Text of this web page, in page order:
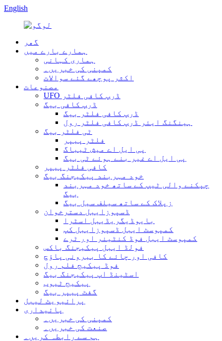
English
گھر
ہمارے بارے میں
ہماری کہانی
کمپنی کی خبریں۔
اکثر پوچھے گئے سوالات
مصنوعات
UFO ڈرپ کافی فلٹر
ڈرپ کافی بیگ
ڈرپ کافی فلٹر بیگ
ہینگنگ ایئر ڈرپ کافی فلٹر رول
ٹی فلٹر بیگ
فلٹر پیپر
پی ایل اے میش ٹیباگ
پی ایل اے غیر بنے ہوئے ٹی بیگ
کافی فلٹر پیپر
خود مہربند پیکیجنگ بیگ
چپکنے والی ٹیپ کے ساتھ خود مہربند
بیگ
زپلاک کے ساتھ سیلف سیل بیگ
ڈسپوزایبل دسترخوان
بایوڈیگریڈیبل اسٹرا
کمپوسٹ ایبل ڈسپوزایبل کپ
کمپوسٹ ایبل فوڈ کنٹینر اور ٹرے
فولڈ ایبل پیکیجنگ باکس
کافی اور چائے کا بیرونی پاؤچ
فوڈ پیکیج فلم رول
اسٹینڈ اپ پیکیجنگ بیگ
پیکیج ٹیوب
گفٹ پیپر بیگ
پرائیویٹ لیبل
پائیداری
کمپنی کی خبریں۔
صنعت کی خبریں۔
ہم سے رابطہ کریں۔